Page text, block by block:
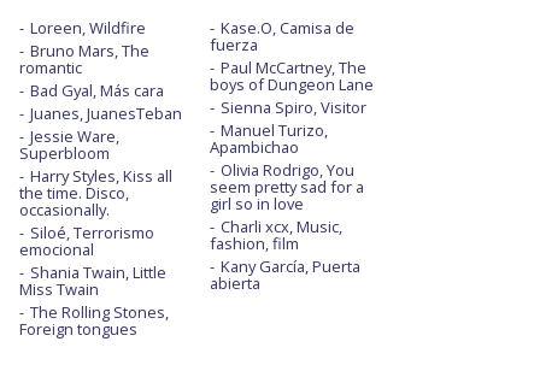
Loreen, Wildfire
Bruno Mars, The
romantic
Bad Gyal, Más cara
Juanes, JuanesTeban
Jessie Ware,
Superbloom
Harry Styles, Kiss all
the time. Disco,
occasionally.
Siloé, Terrorismo
emocional
Shania Twain, Little
Miss Twain
The Rolling Stones,
Foreign tongues
Kase.O, Camisa de
fuerza
Paul McCartney, The
boys of Dungeon Lane
Sienna Spiro, Visitor
Manuel Turizo,
Apambichao
Olivia Rodrigo, You
seem pretty sad for a
girl so in love
Charli xcx, Music,
fashion, film
Kany García, Puerta
abierta